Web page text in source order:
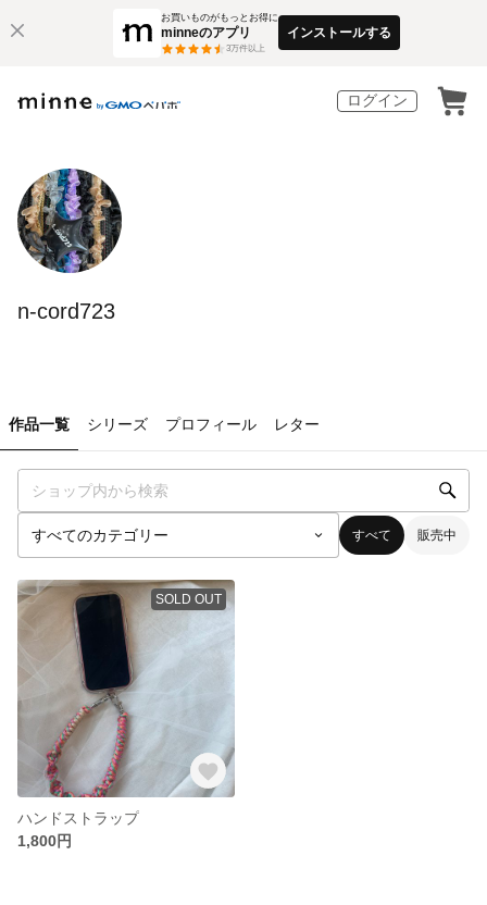
お買いものがもっとお得に
minneのアプリ
3万件以上
インストールする
ログイン
n-cord723
作品一覧 シリーズ プロフィール レター
すべて 販売中
SOLD OUT
ハンドストラップ
1,800円